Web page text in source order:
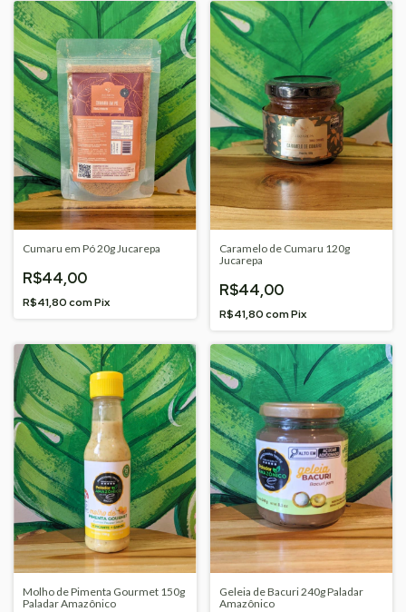
Cumaru em Pó 20g Jucarepa
R$44,00
R$41,80comPix
Caramelo de Cumaru 120g
Jucarepa
R$44,00
R$41,80comPix
Molho de Pimenta Gourmet 150g
Paladar Amazônico
Geleia de Bacuri 240g Paladar
Amazônico